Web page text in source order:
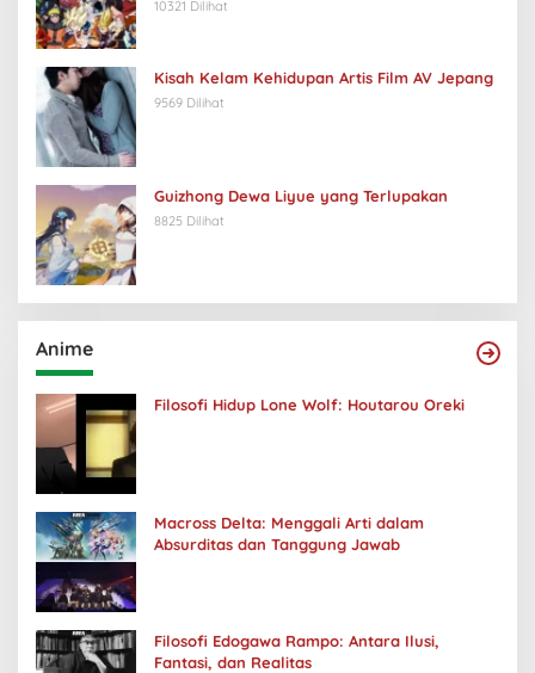
10321 Dilihat
Kisah Kelam Kehidupan Artis Film AV Jepang
9569 Dilihat
Guizhong Dewa Liyue yang Terlupakan
8825 Dilihat
Anime
Filosofi Hidup Lone Wolf: Houtarou Oreki
Macross Delta: Menggali Arti dalam
Absurditas dan Tanggung Jawab
Filosofi Edogawa Rampo: Antara Ilusi,
Fantasi, dan Realitas